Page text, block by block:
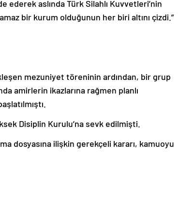
ederek aslında Türk Silahlı Kuvvetleri’nin
bir kurum olduğunun her biri altını çizdi.”
mezuniyet töreninin ardından, bir grup
amirlerin ikazlarına rağmen planlı
Disiplin Kurulu’na sevk edilmişti.
dosyasına ilişkin gerekçeli kararı, kamuoyu